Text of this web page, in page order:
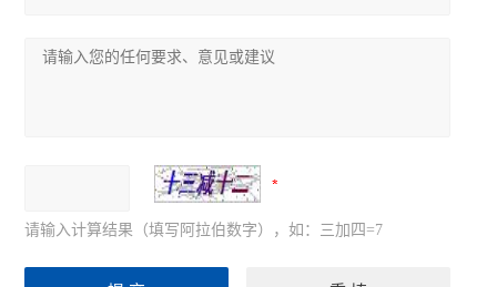
请输入计算结果（填写阿拉伯数字），如：三加四=7